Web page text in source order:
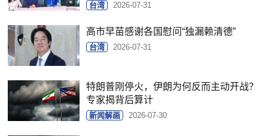
台湾 2026-07-31
高市早苗感谢各国慰问“独漏赖清德”
台湾 2026-07-31
特朗普刚停火，伊朗为何反而主动开战？
专家揭背后算计
新闻解画 2026-07-30